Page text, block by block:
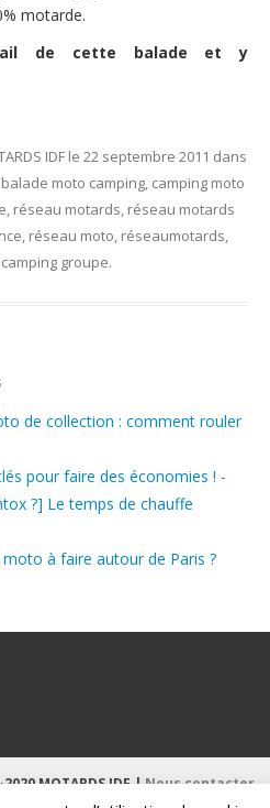
motarde.
de cette balade et y
IDF le 22 septembre 2011 dans
balade moto camping, camping moto
, réseau motards, réseau motards
, réseau moto, réseaumotards,
groupe.
de collection : comment rouler
pour faire des économies ! -
?] Le temps de chauffe
à faire autour de Paris ?
MOTARDS IDF |Nous contacter